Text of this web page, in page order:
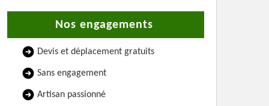
Nos engagements
Devis et déplacement gratuits
Sans engagement
Artisan passionné